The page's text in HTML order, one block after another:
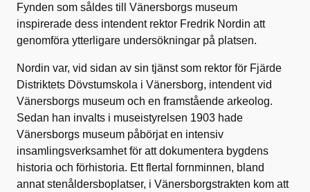
Fynden som såldes till Vänersborgs museum
inspirerade dess intendent rektor Fredrik Nordin att
genomföra ytterligare undersökningar på platsen.
Nordin var, vid sidan av sin tjänst som rektor för Fjärde
Distriktets Dövstumskola i Vänersborg, intendent vid
Vänersborgs museum och en framstående arkeolog.
Sedan han invalts i museistyrelsen 1903 hade
Vänersborgs museum påbörjat en intensiv
insamlingsverksamhet för att dokumentera bygdens
historia och förhistoria. Ett flertal fornminnen, bland
annat stenåldersboplatser, i Vänersborgstrakten kom att